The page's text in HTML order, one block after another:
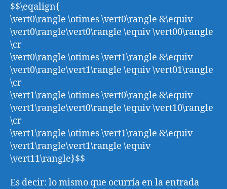
$$\eqalign{
\vert0\rangle \otimes \vert0\rangle &\equiv
\vert0\rangle\vert0\rangle \equiv \vert00\rangle
\cr
\vert0\rangle \otimes \vert1\rangle &\equiv
\vert0\rangle\vert1\rangle \equiv \vert01\rangle
\cr
\vert1\rangle \otimes \vert0\rangle &\equiv
\vert1\rangle\vert0\rangle \equiv \vert10\rangle
\cr
\vert1\rangle \otimes \vert1\rangle &\equiv
\vert1\rangle\vert1\rangle \equiv
\vert11\rangle}$$
Es decir: lo mismo que ocurría en la entrada